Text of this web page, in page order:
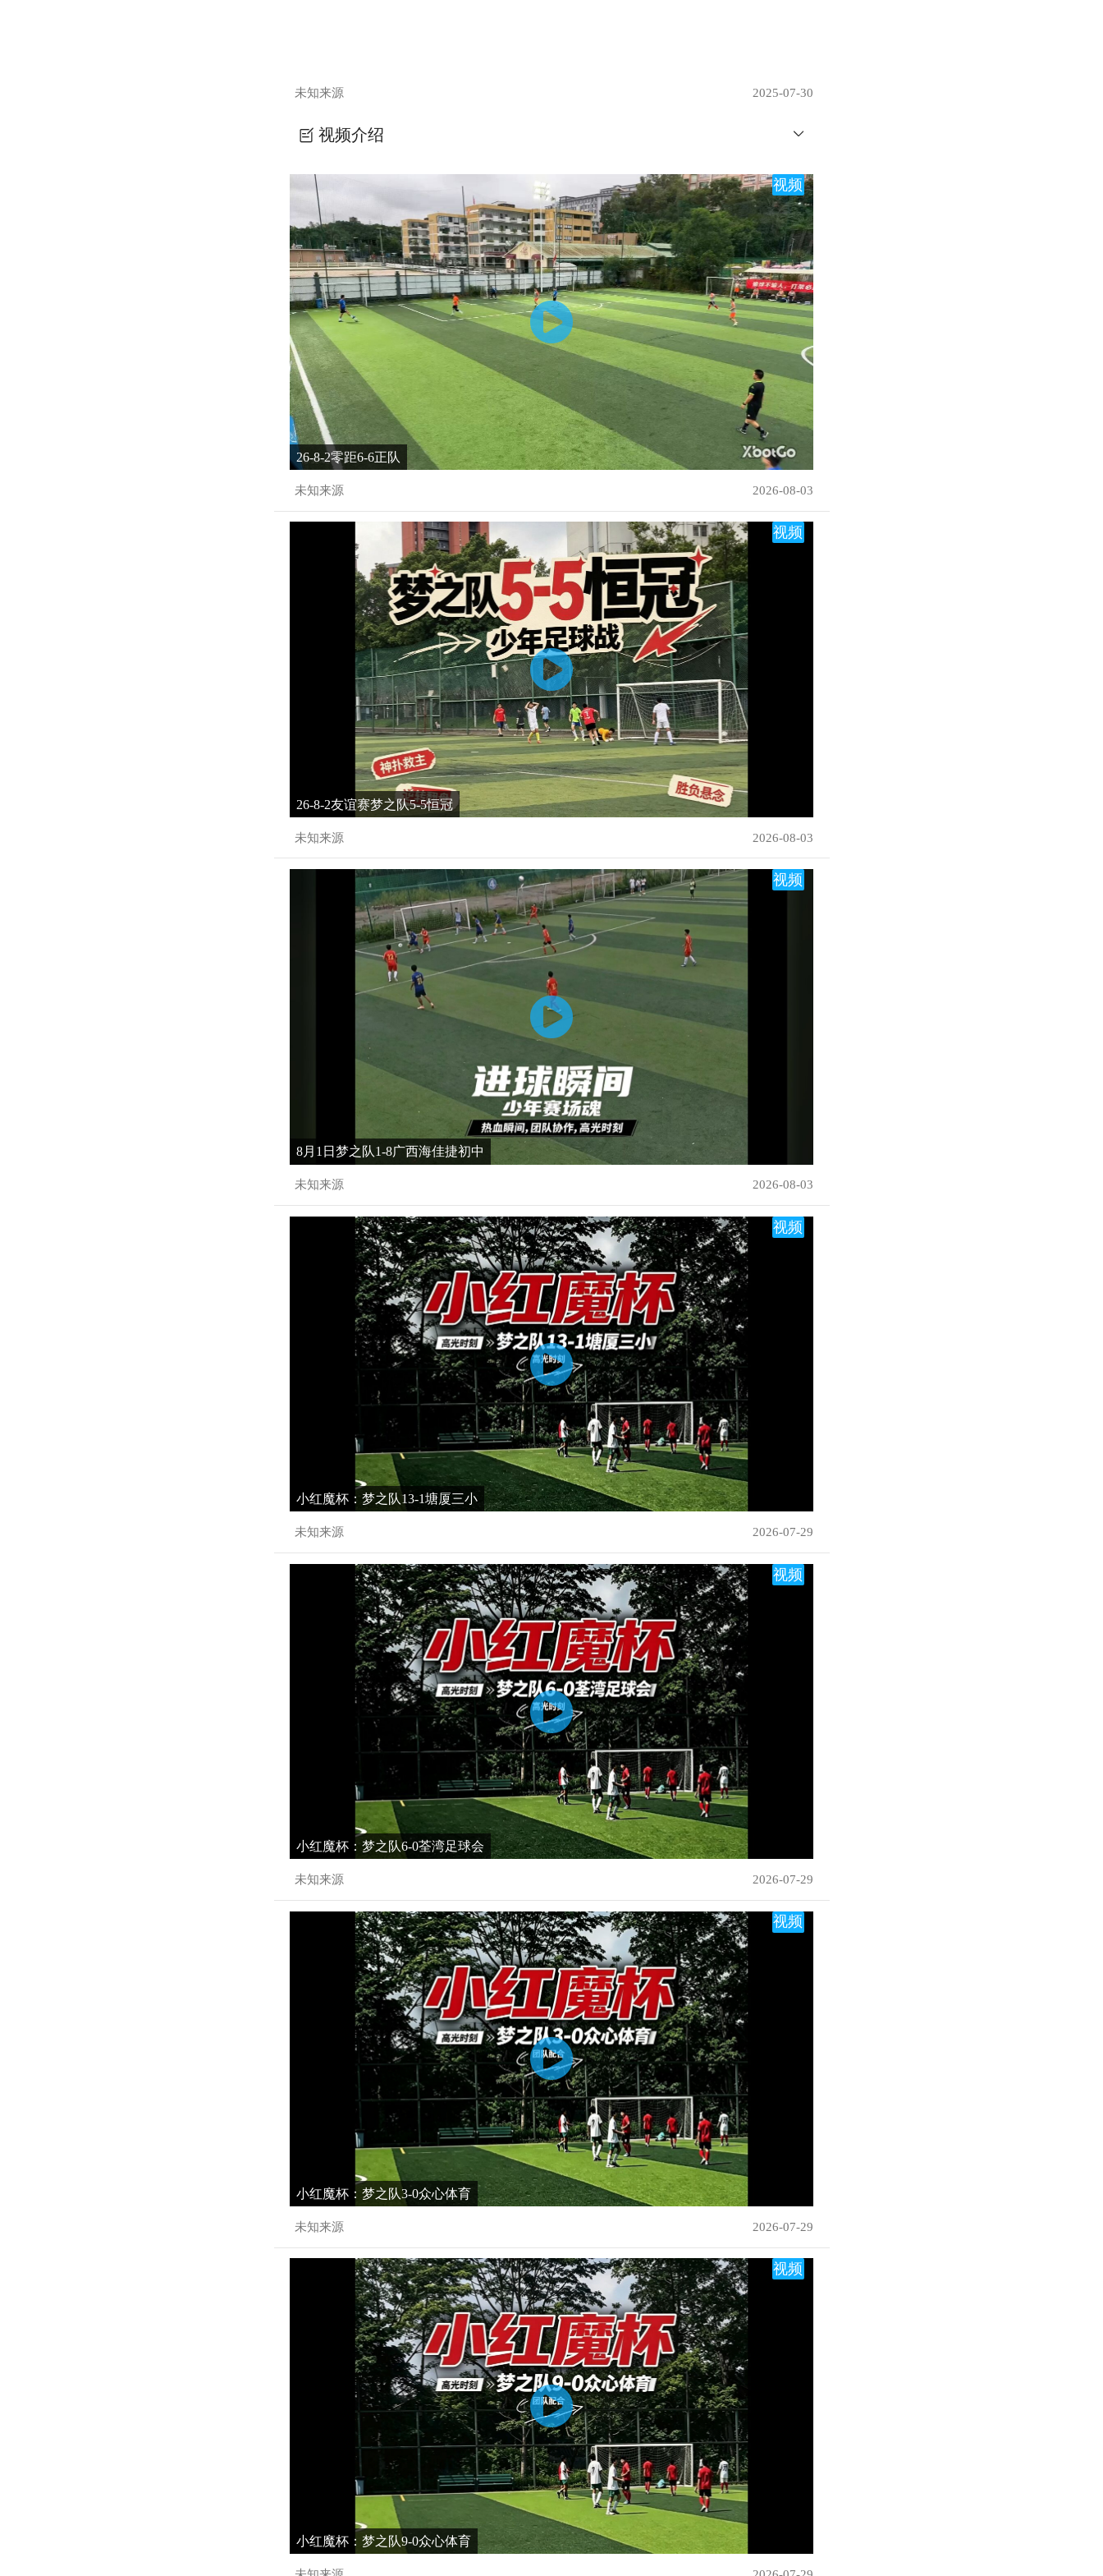
未知来源 2025-07-30
视频介绍
视频
26-8-2零距6-6正队
未知来源 2026-08-03
视频
26-8-2友谊赛梦之队5-5恒冠
未知来源 2026-08-03
视频
8月1日梦之队1-8广西海佳捷初中
未知来源 2026-08-03
视频
小红魔杯：梦之队13-1塘厦三小
未知来源 2026-07-29
视频
小红魔杯：梦之队6-0荃湾足球会
未知来源 2026-07-29
视频
小红魔杯：梦之队3-0众心体育
未知来源 2026-07-29
视频
小红魔杯：梦之队9-0众心体育